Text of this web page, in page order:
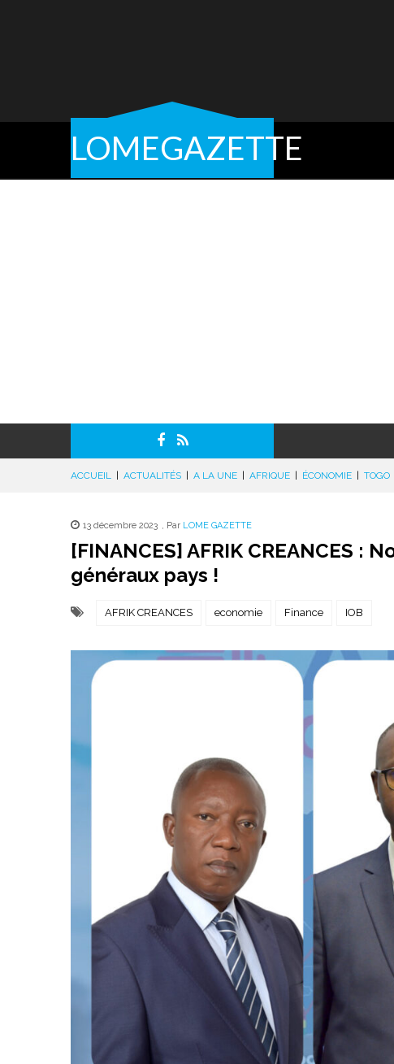
LOMEGAZETTE
ACCUEIL ACTUALITÉS A LA UNE AFRIQUE ÉCONOMIE TOGO
13 décembre 2023 , Par LOME GAZETTE
[FINANCES] AFRIK CREANCES :
généraux pays !
AFRIK CREANCES economie Finance IOB